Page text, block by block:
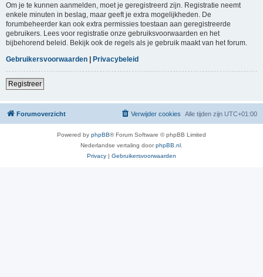
Om je te kunnen aanmelden, moet je geregistreerd zijn. Registratie neemt
enkele minuten in beslag, maar geeft je extra mogelijkheden. De
forumbeheerder kan ook extra permissies toestaan aan geregistreerde
gebruikers. Lees voor registratie onze gebruiksvoorwaarden en het
bijbehorend beleid. Bekijk ook de regels als je gebruik maakt van het forum.
Gebruikersvoorwaarden | Privacybeleid
Registreer
Forumoverzicht Alle tijden zijn UTC+01:00
Verwijder cookies
Powered by phpBB® Forum Software © phpBB Limited
Nederlandse vertaling doorphpBB.nl
Privacy | Gebruikersvoorwaarden